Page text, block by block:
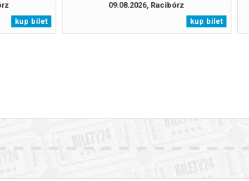
kup bilet
09.08.2026, Racibórz
kup bilet